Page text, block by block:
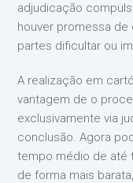
adjudicação
houver promessa de
partes dificultar ou
A realização em
vantagem de o
exclusivamente via
conclusão. Agora
tempo médio de até
de forma mais